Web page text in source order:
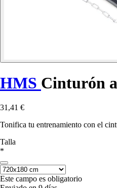
HMS Cinturón
31,41 €
Tonifica tu entrenamiento con el
Talla
*
Este campo es obligatorio